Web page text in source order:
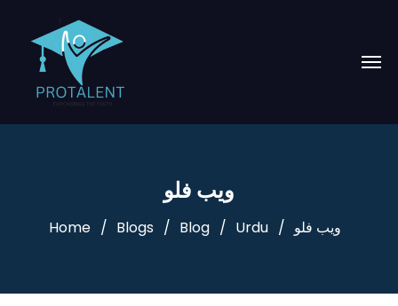
ویب فلو
Home Blogs Blog Urdu ویب فلو